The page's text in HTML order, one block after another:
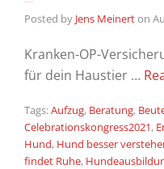
Posted by Jens Meinerton
Kranken-OP-
für dein Haustier …
Tags:Aufzug, Beratung,
Celebrationskongress2021,
Hund, Hund besser
findet Ruhe,